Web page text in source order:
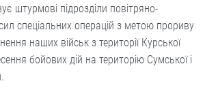
штурмові підрозділи повітряно-
спеціальних операцій з метою прориву
наших військ з території Курської
бойових дій на територію Сумської і